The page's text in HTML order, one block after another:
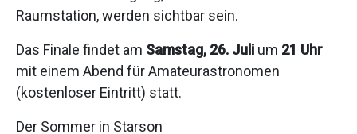
Raumstation, werden sichtbar sein.
Das Finale findet am Samstag, 26. Juli um 21 Uhr
mit einem Abend für Amateurastronomen
(kostenloser Eintritt) statt.
Der Sommer in Starson